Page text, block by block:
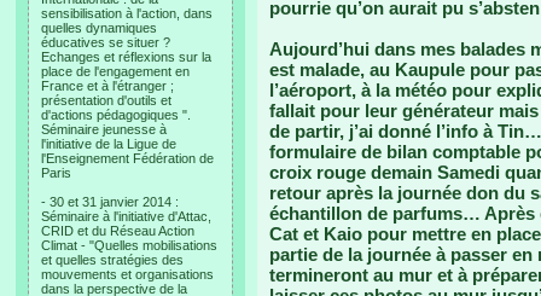
sensibilisation à l'action, dans
quelles dynamiques
éducatives se situer ?
Echanges et réflexions sur la
place de l'engagement en
France et à l'étranger ;
présentation d'outils et
d'actions pédagogiques ".
Séminaire jeunesse à
l'initiative de la Ligue de
l'Enseignement Fédération de
Paris
- 30 et 31 janvier 2014 :
Séminaire à l'initiative d'Attac,
CRID et du Réseau Action
Climat - "Quelles mobilisations
et quelles stratégies des
mouvements et organisations
dans la perspective de la
pourrie qu’on aurait pu
Aujourd’hui dans mes balades
est malade, au Kaupule pour
l’aéroport, à la météo pour
fallait pour leur générateur
de partir, j’ai donné l’info à
formulaire de bilan comptable
croix rouge demain Samedi
retour après la journée don du
échantillon de parfums… Après
Cat et Kaio pour mettre en
partie de la journée à passer
termineront au mur et à